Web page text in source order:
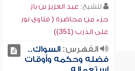
للشيخ: عبد العزيز بن باز
جزء من محاضرة ( فتاوى نور
على الدرب (351))
الفهرس:السواك..
فضله وحكمه وأوقات